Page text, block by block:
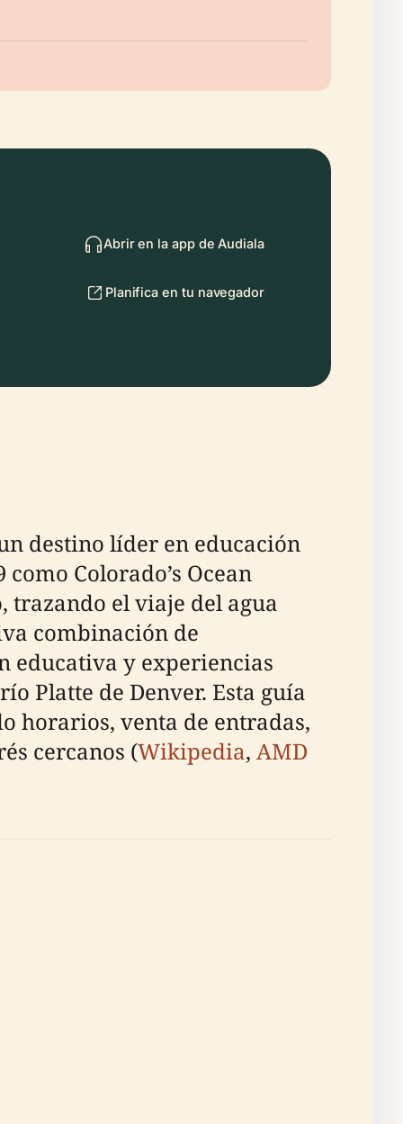
Abrir en la app de Audiala
Planifica en tu navegador
destino líder en educación
Colorado’s Ocean
trazando el viaje del agua
combinación de
educativa y experiencias
Platte de Denver. Esta guía
horarios, venta de entradas,
cercanos (Wikipedia, AMD